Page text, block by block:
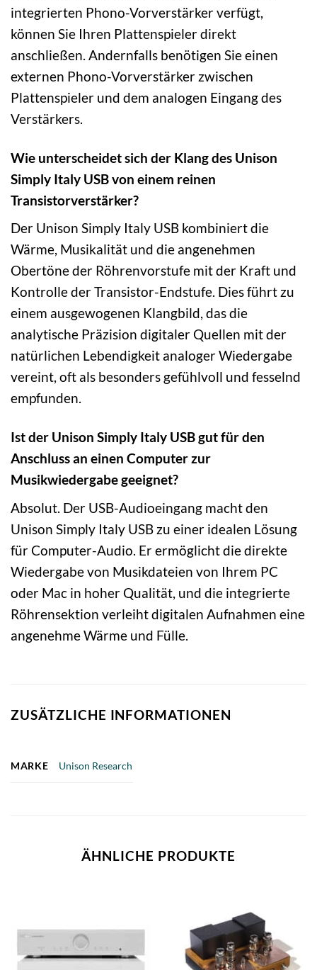
integrierten Phono-Vorverstärker verfügt,
können Sie Ihren Plattenspieler direkt
anschließen. Andernfalls benötigen Sie einen
externen Phono-Vorverstärker zwischen
Plattenspieler und dem analogen Eingang des
Verstärkers.
Wie unterscheidet sich der Klang des Unison
Simply Italy USB von einem reinen
Transistorverstärker?
Der Unison Simply Italy USB kombiniert die
Wärme, Musikalität und die angenehmen
Obertöne der Röhrenvorstufe mit der Kraft und
Kontrolle der Transistor-Endstufe. Dies führt zu
einem ausgewogenen Klangbild, das die
analytische Präzision digitaler Quellen mit der
natürlichen Lebendigkeit analoger Wiedergabe
vereint, oft als besonders gefühlvoll und fesselnd
empfunden.
Ist der Unison Simply Italy USB gut für den
Anschluss an einen Computer zur
Musikwiedergabe geeignet?
Absolut. Der USB-Audioeingang macht den
Unison Simply Italy USB zu einer idealen Lösung
für Computer-Audio. Er ermöglicht die direkte
Wiedergabe von Musikdateien von Ihrem PC
oder Mac in hoher Qualität, und die integrierte
Röhrensektion verleiht digitalen Aufnahmen eine
angenehme Wärme und Fülle.
ZUSÄTZLICHE INFORMATIONEN
MARKE Unison Research
ÄHNLICHE PRODUKTE